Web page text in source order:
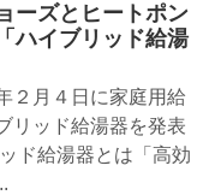
ーズとヒートポン
ハイブリッド給湯
２月４日に家庭用給
リッド給湯器を発表
ド給湯器とは「高効